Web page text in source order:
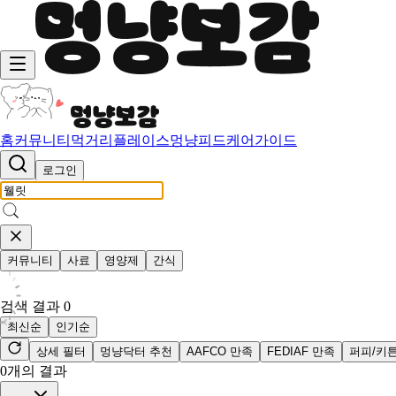
홈커뮤니티 먹거리 플레이스멍냥피드케어가이드
로그인
커뮤니티 사료 영양제 간식
검색 결과 0
최신순
인기순
상세 필터
멍냥닥터 추천 AAFCO 만족 FEDIAF 만족 퍼피/키
0개의 결과